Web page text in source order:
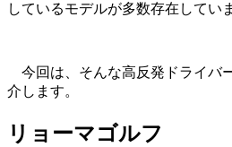
しているモデルが多数存在してい
今回は、そんな高反発ドライバ
介します。
リョーマゴルフ